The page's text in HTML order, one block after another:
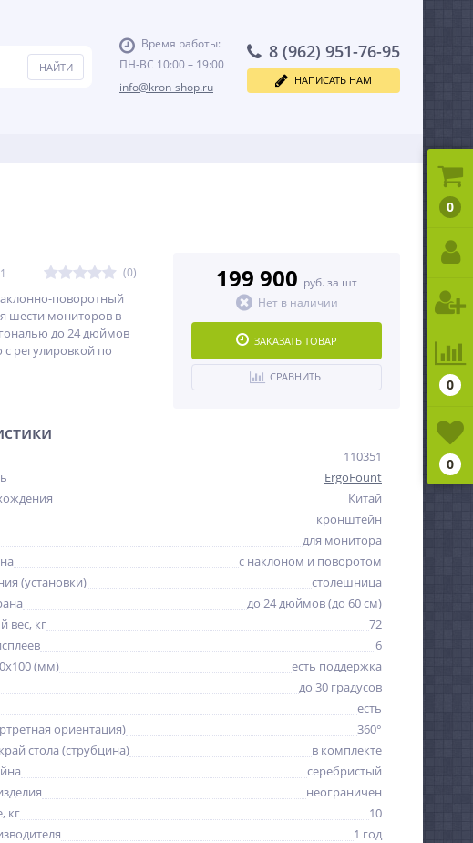
Время работы:
ПН-ВС 10:00 – 19:00
info@kron-shop.ru
8 (962) 951-76-95
НАПИСАТЬ НАМ
(0)
поворотный
шести мониторов в
до 24 дюймов
регулировкой по
199 900 руб. за шт
Нет в наличии
ЗАКАЗАТЬ ТОВАР
СРАВНИТЬ
110351
ErgoFount
Китай
кронштейн
для монитора
с наклоном и поворотом
(установки)
столешница
до 24 дюймов (до 60 см)
вес, кг
72
6
(мм)
есть поддержка
до 30 градусов
есть
ориентация)
360°
стола (струбцина)
в комплекте
серебристый
неограничен
кг
10
1 год
0
0
0